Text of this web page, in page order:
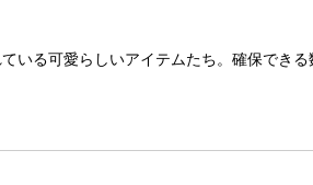
いる可愛らしいアイテムたち。確保でき